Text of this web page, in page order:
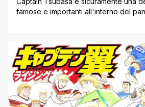
famose e importanti all'interno del
calciatore proprio per via dell'anime
Yoichi Takahashi. Forse una delle
dietro quest'opera è che
personaggi [']